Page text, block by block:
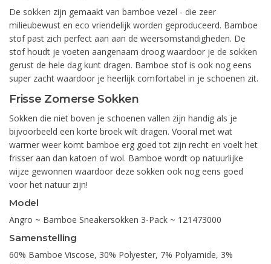
De sokken zijn gemaakt van bamboe vezel - die zeer
milieubewust en eco vriendelijk worden geproduceerd. Bamboe
stof past zich perfect aan aan de weersomstandigheden. De
stof houdt je voeten aangenaam droog waardoor je de sokken
gerust de hele dag kunt dragen. Bamboe stof is ook nog eens
super zacht waardoor je heerlijk comfortabel in je schoenen zit.
Frisse Zomerse Sokken
Sokken die niet boven je schoenen vallen zijn handig als je
bijvoorbeeld een korte broek wilt dragen. Vooral met wat
warmer weer komt bamboe erg goed tot zijn recht en voelt het
frisser aan dan katoen of wol. Bamboe wordt op natuurlijke
wijze gewonnen waardoor deze sokken ook nog eens goed
voor het natuur zijn!
Model
Angro ~ Bamboe Sneakersokken 3-Pack ~ 121473000
Samenstelling
60% Bamboe Viscose, 30% Polyester, 7% Polyamide, 3%